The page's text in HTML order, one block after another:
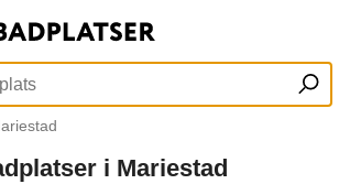
i Mariestad